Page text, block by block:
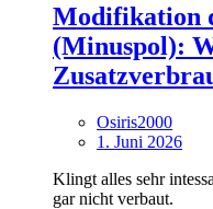
Modifikation
(Minuspol):
Osiris2000
1. Juni 2026
Klingt alles sehr
gar nicht verbaut.